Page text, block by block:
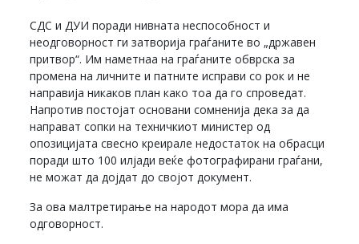
СДС и ДУИ поради нивната неспособност и
неодговорност ги затворија граѓаните во „државен
притвор“. Им наметнаа на граѓаните обврска за
промена на личните и патните исправи со рок и не
направија никаков план како тоа да го спроведат.
Напротив постојат основани сомненија дека за да
направат сопки на техничкиот министер од
опозицијата свесно креирале недостаток на обрасци
поради што 100 илјади веќе фотографирани граѓани,
не можат да дојдат до својот документ.
За ова малтретирање на народот мора да има
одговорност.